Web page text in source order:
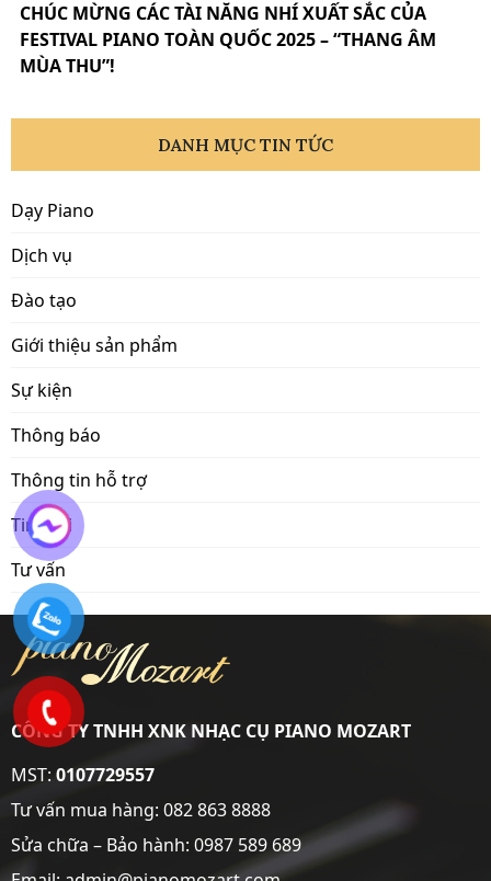
CHÚC MỪNG CÁC TÀI NĂNG NHÍ XUẤT SẮC CỦA
FESTIVAL PIANO TOÀN QUỐC 2025 – “THANG ÂM
MÙA THU”!
DANH MỤC TIN TỨC
Dạy Piano
Dịch vụ
Đào tạo
Giới thiệu sản phẩm
Sự kiện
Thông báo
Thông tin hỗ trợ
Tin mới
Tư vấn
CÔNG TY TNHH XNK NHẠC CỤ PIANO MOZART
MST:0107729557
Tư vấn mua hàng: 082 863 8888
Sửa chữa – Bảo hành: 0987 589 689